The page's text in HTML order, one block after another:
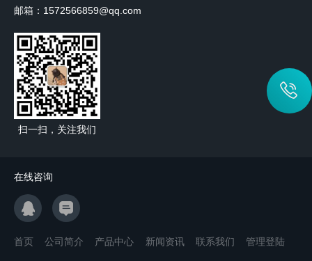
邮箱：1572566859@qq.com
扫一扫，关注我们
在线咨询
首页 公司简介 产品中心 新闻资讯 联系我们 管理登陆